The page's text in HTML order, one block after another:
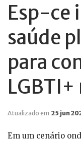
Esp-ce
saúde
para
LGBTI+
Atualizado em 25 jun
Em um cenário